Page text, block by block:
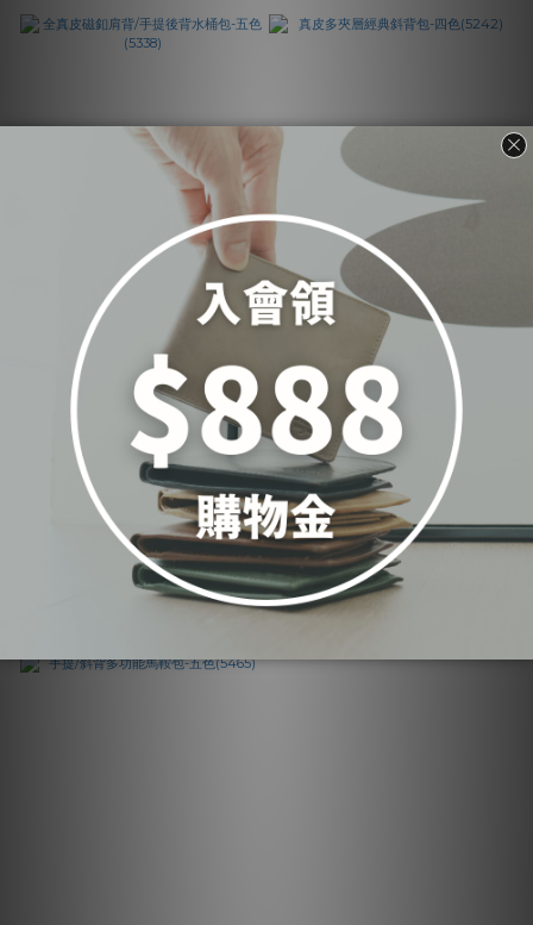
全真皮磁釦肩背/手提後背水
桶包-五色(5338)
NT$6,600
加入購物車
真皮多夾層經典斜背包-四色
(5242)
NT$6,500
看其他 1 個選項
加入購物車